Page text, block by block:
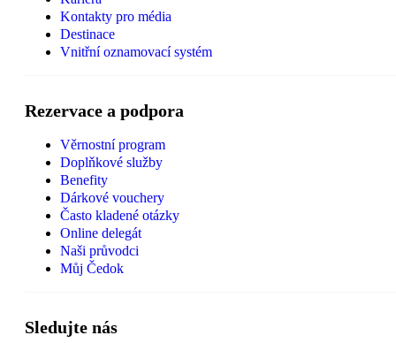
Kontakty pro média
Destinace
Vnitřní oznamovací systém
Rezervace a podpora
Věrnostní program
Doplňkové služby
Benefity
Dárkové vouchery
Často kladené otázky
Online delegát
Naši průvodci
Můj Čedok
Sledujte nás